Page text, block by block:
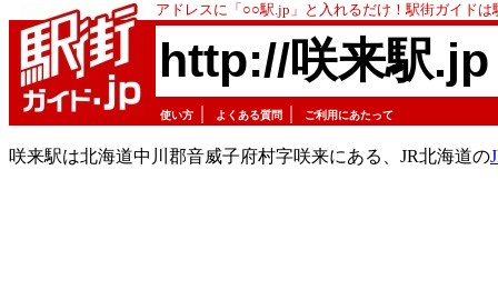
アドレスに「○○駅.jp」と入れるだけ！駅街ガイド
http://咲来駅.jp
使い方 よくある質問 ご利用にあたって
咲来駅は北海道中川郡音威子府村字咲来にある、JR北海道の